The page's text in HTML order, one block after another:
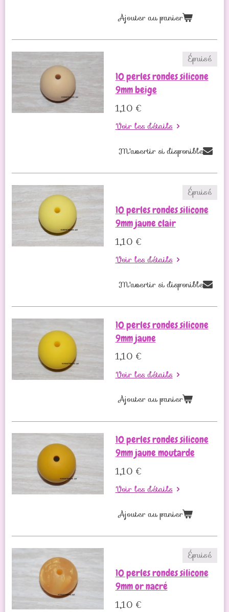
Ajouter au panier
Épuisé
10 perles rondes silicone
9mm beige
1,10 €
Voir les détails
M'avertir si disponible
Épuisé
10 perles rondes silicone
9mm jaune clair
1,10 €
Voir les détails
M'avertir si disponible
10 perles rondes silicone
9mm jaune
1,10 €
Voir les détails
Ajouter au panier
10 perles rondes silicone
9mm jaune moutarde
1,10 €
Voir les détails
Ajouter au panier
Épuisé
10 perles rondes silicone
9mm or nacré
1,10 €